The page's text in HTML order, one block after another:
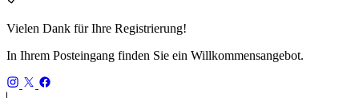
Vielen Dank für Ihre Registrierung!
In Ihrem Posteingang finden Sie ein Willkommensangebot.